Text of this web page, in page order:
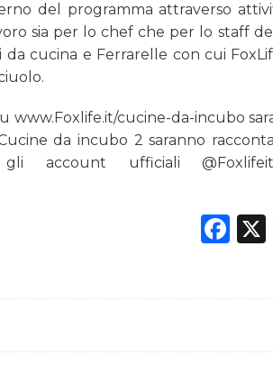
del programma attraverso
sia per lo chef che per lo staff
da cucina e Ferrarelle con cui
www.Foxlife.it/cucine-da-incubo
da incubo 2 saranno
account ufficiali